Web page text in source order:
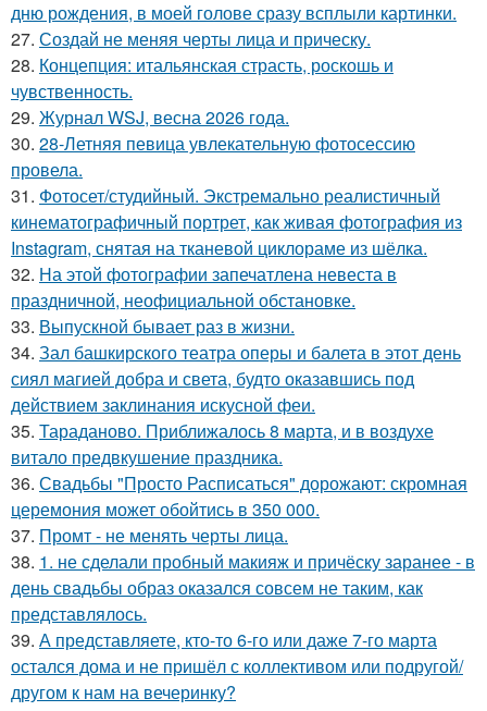
дню рождения, в моей голове сразу всплыли картинки.
27. Создай не меняя черты лица и прическу.
28. Концепция: итальянская страсть, роскошь и
чувственность.
29. Журнал WSJ, весна 2026 года.
30. 28-Летняя певица увлекательную фотосессию
провела.
31. Фотосет/студийный. Экстремально реалистичный
кинематографичный портрет, как живая фотография из
Instagram, снятая на тканевой циклораме из шёлка.
32. На этой фотографии запечатлена невеста в
праздничной, неофициальной обстановке.
33. Выпускной бывает раз в жизни.
34. Зал башкирского театра оперы и балета в этот день
сиял магией добра и света, будто оказавшись под
действием заклинания искусной феи.
35. Тараданово. Приближалось 8 марта, и в воздухе
витало предвкушение праздника.
36. Свадьбы "Просто Расписаться" дорожают: скромная
церемония может обойтись в 350 000.
37. Промт - не менять черты лица.
38. 1. не сделали пробный макияж и причёску заранее - в
день свадьбы образ оказался совсем не таким, как
представлялось.
39. А представляете, кто-то 6-го или даже 7-го марта
остался дома и не пришёл с коллективом или подругой/
другом к нам на вечеринку?